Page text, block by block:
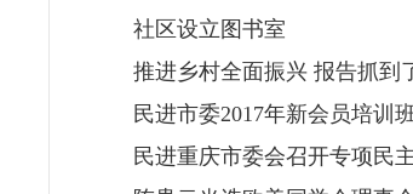
社区设立图书室
推进乡村全面振兴 报告抓到
民进市委2017年新会员培训
民进重庆市委会召开专项民